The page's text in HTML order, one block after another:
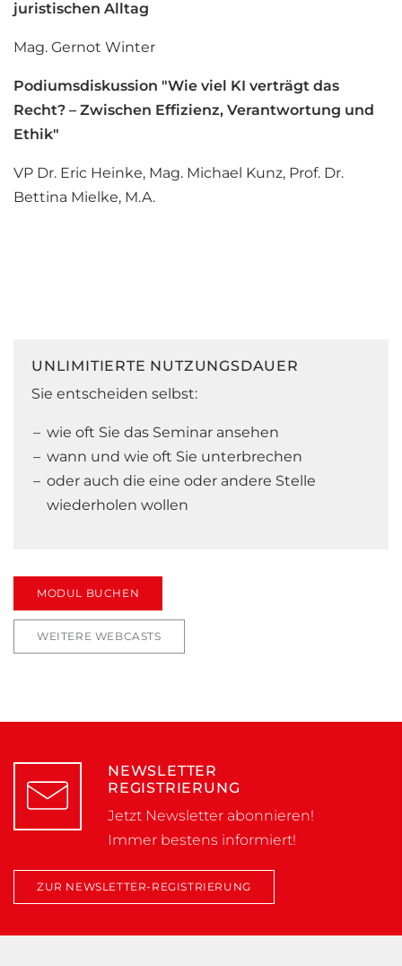
juristischen Alltag
Mag. Gernot Winter
Podiumsdiskussion "Wie viel KI verträgt das
Recht? – Zwischen Effizienz, Verantwortung und
Ethik"
VP Dr. Eric Heinke, Mag. Michael Kunz, Prof. Dr.
Bettina Mielke, M.A.
UNLIMITIERTE NUTZUNGSDAUER
Sie entscheiden selbst:
wie oft Sie das Seminar ansehen
wann und wie oft Sie unterbrechen
oder auch die eine oder andere Stelle
wiederholen wollen
MODUL BUCHEN
WEITERE WEBCASTS
NEWSLETTER
REGISTRIERUNG
Jetzt Newsletter abonnieren!
Immer bestens informiert!
ZUR NEWSLETTER-REGISTRIERUNG